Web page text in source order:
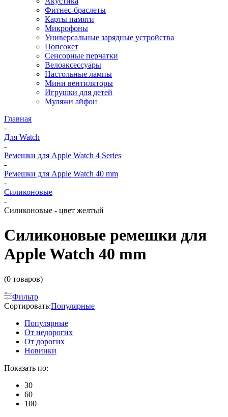
Фитнес-браслеты
Карты памяти
Микрофоны
Универсальные зарядные устройства
Попсокет
Сенсорные перчатки
Велоаксессуары
Настольные лампы
Мини вентиляторы
Игрушки для детей
Муляжи айфон
Главная
-
Для Watch
-
Ремешки для Apple Watch 4 Series
-
Ремешки для Apple Watch 40 mm
-
Силиконовые
-
Силиконовые - цвет желтый
Силиконовые ремешки для
Apple Watch 40 mm
(0 товаров)
Фильтр
Сортировать:Популярные
Популярные
От недорогих
От дорогих
Новинки
Показать по:
30
60
100